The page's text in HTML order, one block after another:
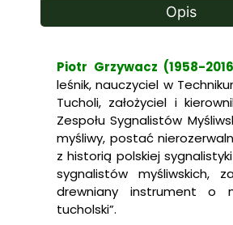
Opis
Piotr Grzywacz (1958-
leśnik, nauczyciel w
Tucholi, założyciel i
Zespołu Sygnalistów
myśliwy, postać
z historią polskiej
sygnalistów myśliwskich,
drewniany instrument o
tucholski”.